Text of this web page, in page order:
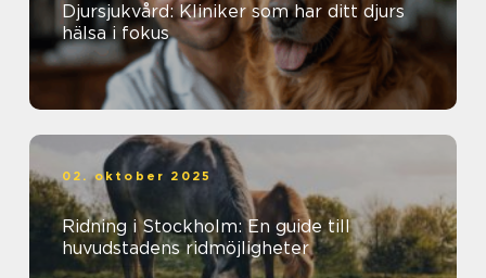
Djursjukvård: Kliniker som har ditt djurs
hälsa i fokus
02. oktober 2025
Ridning i Stockholm: En guide till
huvudstadens ridmöjligheter